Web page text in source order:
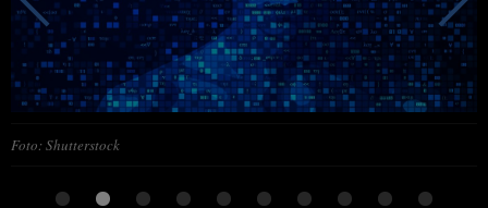
Foto: Shutterstock